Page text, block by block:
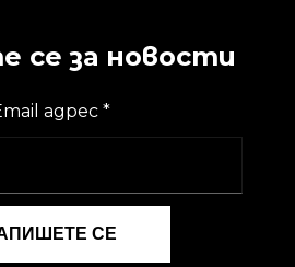
се за новости
адрес *